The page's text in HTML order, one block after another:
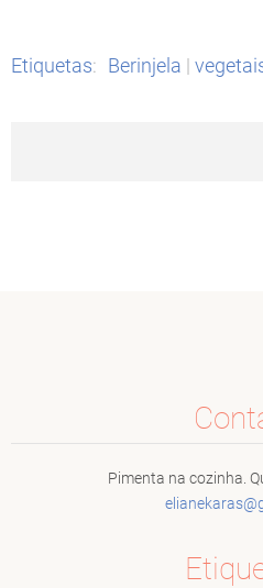
Etiquetas: Berinjela
Pimenta na cozinha.
elianeka